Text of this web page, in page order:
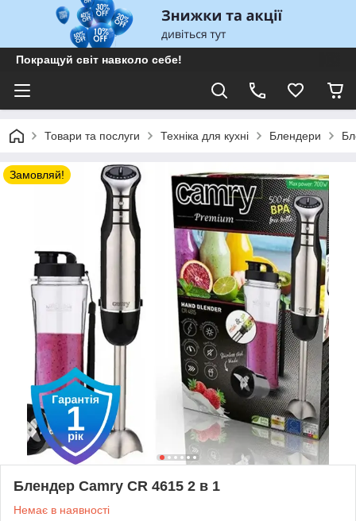
Покращуй світ навколо себе!
Товари та послуги Техніка для кухні Блендери
Замовляй!
Блендер Camry CR 4615 2 в 1
Немає в наявності